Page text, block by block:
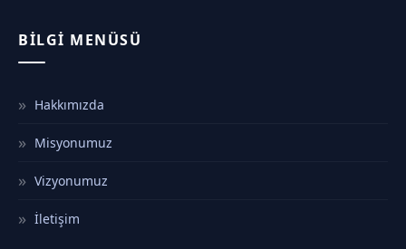
BILGI MENÜSÜ
Hakkımızda
Misyonumuz
Vizyonumuz
İletişim